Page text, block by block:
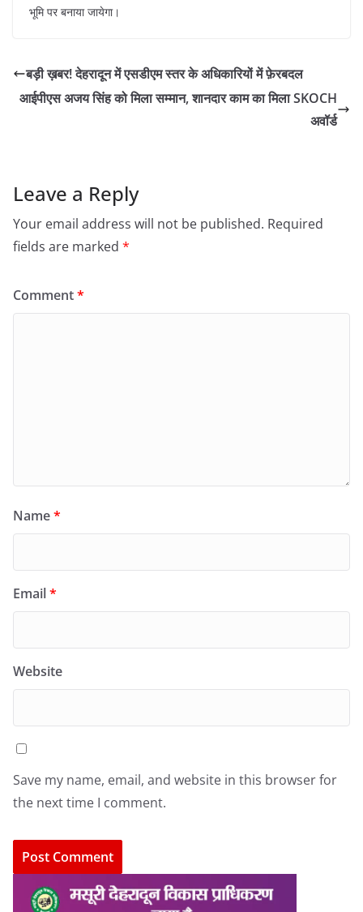
भूमि पर बनाया जायेगा।
बड़ी ख़बर! देहरादून में एसडीएम स्तर के अधिकारियों में फ़ेरबदल
आईपीएस अजय सिंह को मिला सम्मान, शानदार काम का मिला SKOCH
अवॉर्ड
Leave a Reply
Your email address will not be published. Required
fields are marked *
Comment*
Name*
Email*
Website
Save my name, email, and website in this browser for
the next time I comment.